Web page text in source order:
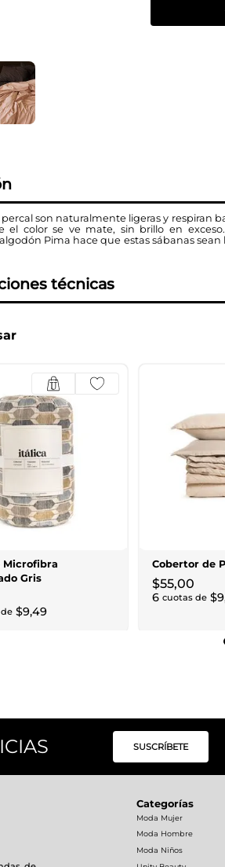
percal son naturalmente ligeras y respiran
el color se ve mate, sin brillo en
Pima hace que estas sábanas
técnicas
Microfibra
Gris
$9,49
Cobertor de
$55,00
6 cuotas de $9
SUSCRÍBETE
Categorías
Moda Mujer
Moda Hombre
Moda Niños